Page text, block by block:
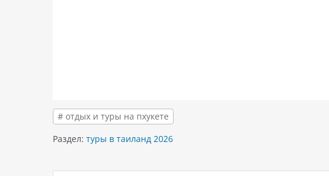
# отдых и туры на пхукете
Раздел: туры в таиланд 2026